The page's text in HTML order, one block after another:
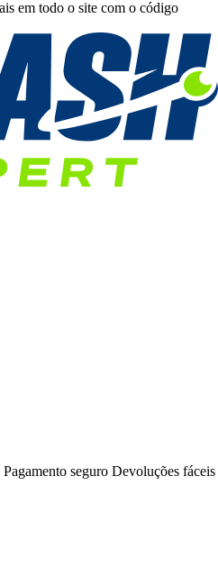
em todo o site com o código
Pagamento seguro Devoluções fáceis